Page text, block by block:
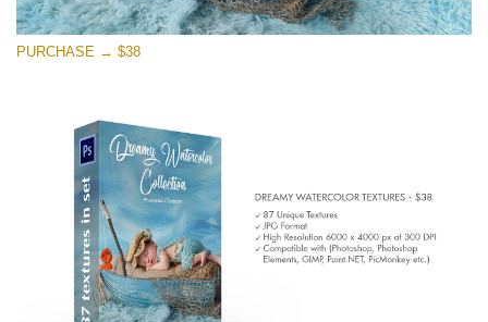
Ingyenes letöltés
PURCHASE → $38